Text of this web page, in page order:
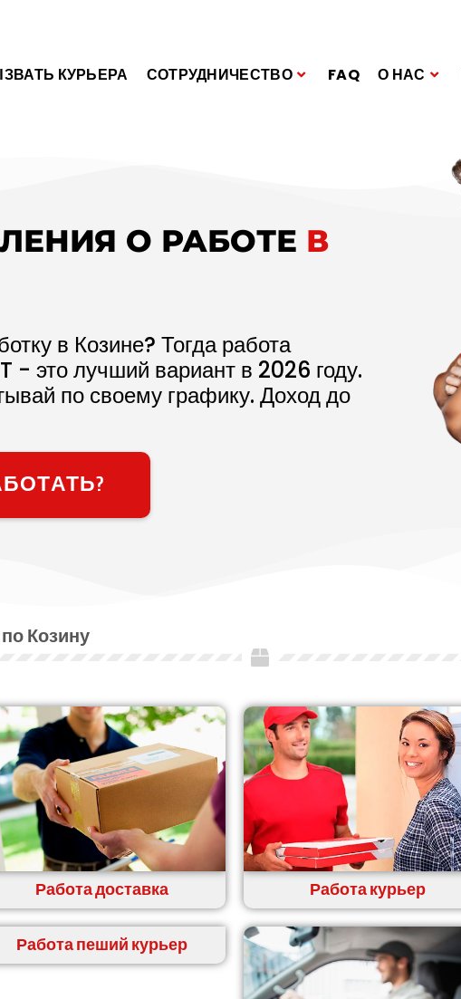
КУРЬЕРА СОТРУДНИЧЕСТВО FAQ О НАС
О РАБОТЕ В
в Козине? Тогда работа
- это лучший вариант в 2026 году.
по своему графику. Доход до
Козину
Работа доставка Работа курьер
Работа пеший курьер